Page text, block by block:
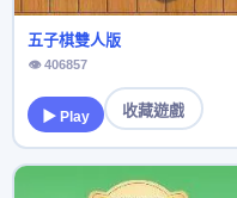
五子棋雙人版
👁 406857
▶ Play 收藏遊戲